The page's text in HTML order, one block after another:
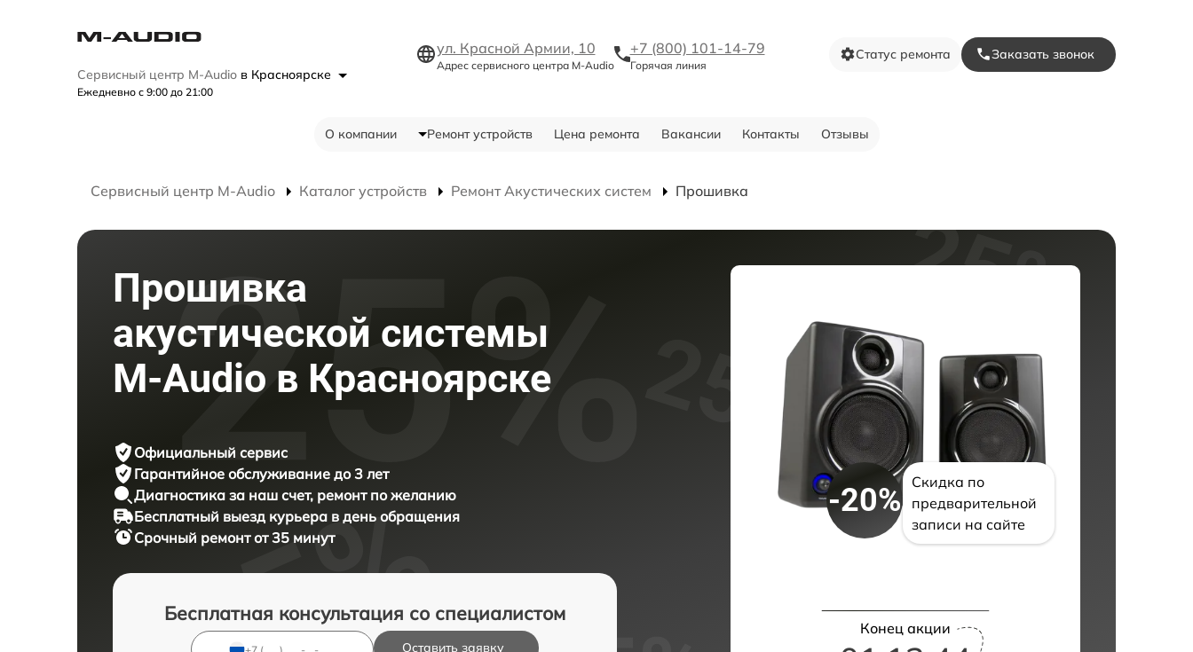
Сервисный центр M-Audio в Красноярске
Ежедневно с 9:00 до 21:00
ул. Красной Армии, 10
Адрес сервисного центра M-Audio
+7 (800) 101-14-79
Горячая линия
Статус ремонта Заказать звонок
О компании Ремонт устройств Цена ремонта Вакансии Контакты Отзывы
Сервисный центр M-Audio Каталог устройств Ремонт Акустических систем Прошивка
Прошивка
акустической системы
M-Audio в Красноярске
Официальный сервис
Гарантийное обслуживание до 3 лет
Диагностика за наш счет, ремонт по желанию
Бесплатный выезд курьера в день обращения
Срочный ремонтот 35 минут
Бесплатная консультация со специалистом
Оставить заявку
-20%
Скидка по
предварительной
записи на сайте
Конец акции